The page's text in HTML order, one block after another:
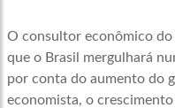
O consultor econômico do
que o Brasil mergulhará
por conta do aumento do
economista, o